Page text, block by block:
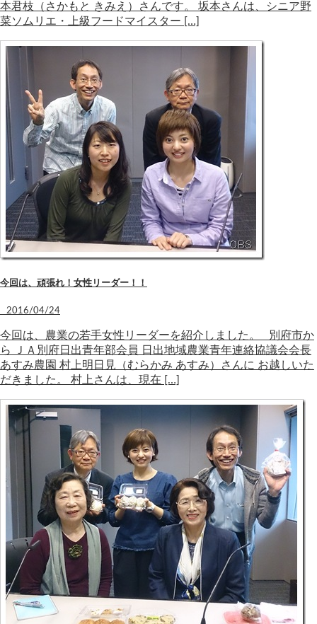
本君枝（さかもと きみえ）さんです。 坂本さんは、シニア野
菜ソムリエ・上級フードマイスター […]
今回は、頑張れ！女性リーダー！！
2016/04/24
今回は、農業の若手女性リーダーを紹介しました。 別府市か
ら ＪＡ別府日出青年部会員 日出地域農業青年連絡協議会会長
あすみ農園 村上明日見（むらかみ あすみ）さんに お越しいた
だきました。 村上さんは、現在 […]